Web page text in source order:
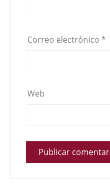
Correo electrónico *
Web